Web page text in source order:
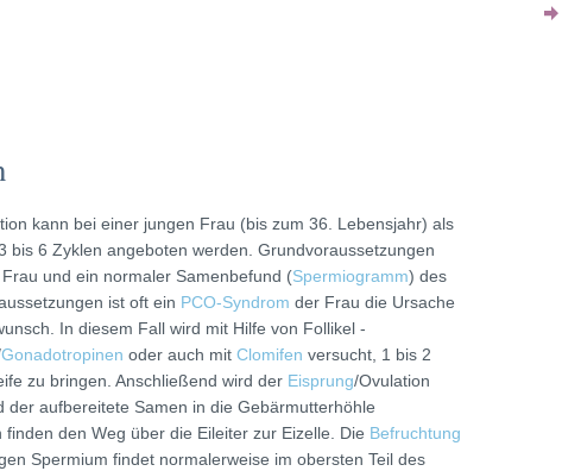
kann bei einer jungen Frau (bis zum 36. Lebensjahr) als
bis 6 Zyklen angeboten werden. Grundvoraussetzungen
und ein normaler Samenbefund (Spermiogramm) des
ist oft ein PCO-Syndrom der Frau die Ursache
In diesem Fall wird mit Hilfe von Follikel -
Gonadotropinen oder auch mit Clomifen versucht, 1 bis 2
zu bringen. Anschließend wird der Eisprung/Ovulation
der aufbereitete Samen in die Gebärmutterhöhle
den Weg über die Eileiter zur Eizelle. Die Befruchtung
Spermium findet normalerweise im obersten Teil des